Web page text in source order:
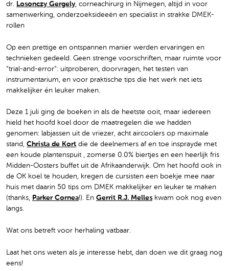
dr. Losonczy Gergely, corneachirurg in Nijmegen, altijd in voor
samenwerking, onderzoeksideeën en specialist in strakke DMEK-
rollen
Op een prettige en ontspannen manier werden ervaringen en
technieken gedeeld. Geen strenge voorschriften, maar ruimte voor
“trial-and-error”: uitproberen, doorvragen, het testen van
instrumentarium, en voor praktische tips die het werk net iets
makkelijker én leuker maken.
Deze 1 juli ging de boeken in als de heetste ooit, maar iedereen
hield het hoofd koel door de maatregelen die we hadden
genomen: labjassen uit de vriezer, acht aircoolers op maximale
stand, Christa de Kort die de deelnemers af en toe insprayde met
een koude plantenspuit , zomerse 0.0% biertjes en een heerlijk fris
Midden-Oosters buffet uit de Afrikaanderwijk. Om het hoofd ook in
de OK koel te houden, kregen de cursisten een boekje mee naar
huis met daarin 50 tips om DMEK makkelijker en leuker te maken
(thanks, Parker Cornea!). En Gerrit R.J. Melles kwam ook nog even
langs.
Wat ons betreft voor herhaling vatbaar.
Laat het ons weten als je interesse hebt, dan doen we dit graag nog
eens!